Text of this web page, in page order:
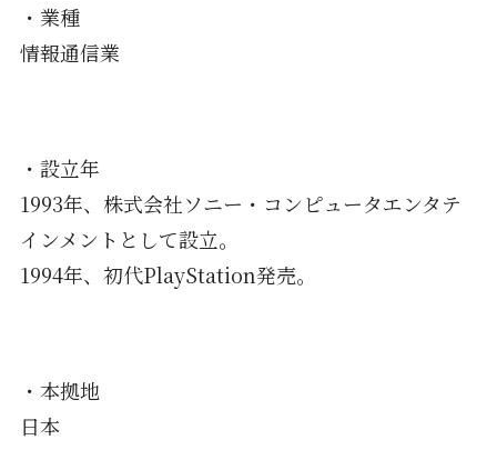
・業種
情報通信業
・設立年
1993年、株式会社ソニー・コンピュータエンタテ
インメントとして設立。
1994年、初代PlayStation発売。
・本拠地
日本